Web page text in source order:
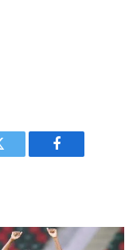
فيسبوك